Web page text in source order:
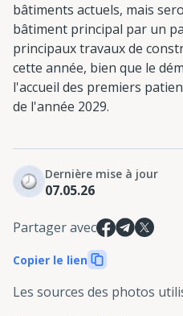
bâtiments actuels, mais
bâtiment principal par un
principaux travaux de
cette année, bien que le
l'accueil des premiers
de l'année 2029.
Dernière mise à jour
07.05.26
Partager avec
Copier le lien
Les sources des photos